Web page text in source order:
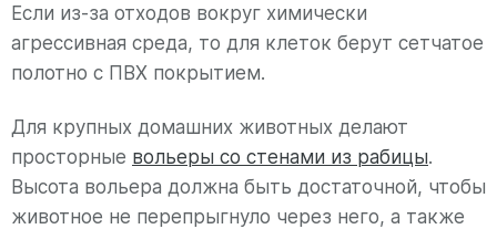
Если из-за отходов вокруг химически
агрессивная среда, то для клеток берут сетчатое
полотно с ПВХ покрытием.
Для крупных домашних животных делают
просторные вольеры со стенами из рабицы.
Высота вольера должна быть достаточной, чтобы
животное не перепрыгнуло через него, а также